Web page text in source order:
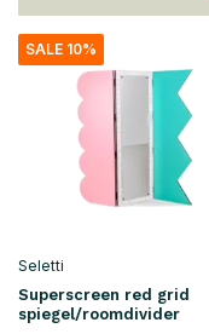
SALE 10%
Seletti
Superscreen red grid
spiegel/roomdivider